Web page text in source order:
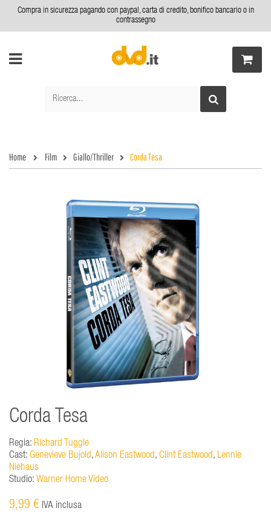
Compra in sicurezza pagando con paypal, carta di credito, bonifico bancario o in
contrassegno
Home Film Giallo/Thriller Corda Tesa
Corda Tesa
Regia: Richard Tuggle
Cast: Genevieve Bujold,Alison Eastwood, Clint Eastwood, Lennie
Niehaus
Studio: Warner Home Video
9,99 € IVA inclusa